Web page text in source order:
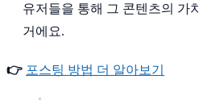
유저들을 통해 그 콘텐츠의 가
거에요.
👉 포스팅 방법 더 알아보기